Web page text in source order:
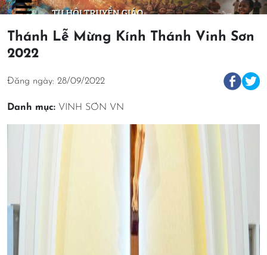
Thánh Lễ Mừng Kính Thánh Vinh Sơn
2022
Đăng ngày: 28/09/2022
Danh mục: VINH SƠN VN